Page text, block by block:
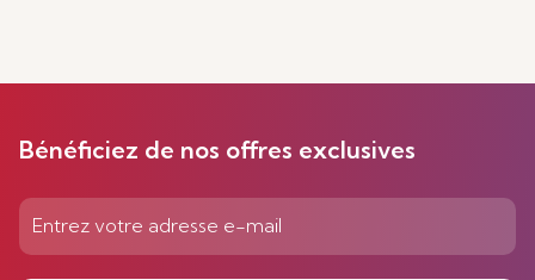
Bénéficiez de nos offres exclusives